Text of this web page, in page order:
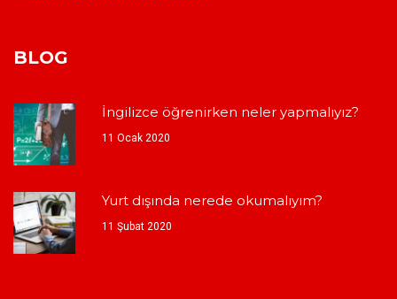
BLOG
İngilizce öğrenirken neler yapmalıyız?
11 Ocak 2020
Yurt dışında nerede okumalıyım?
11 Şubat 2020